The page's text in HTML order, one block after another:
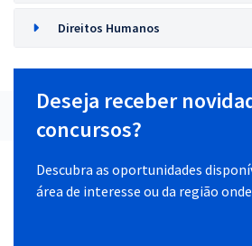
Direitos Humanos
Deseja receber
concursos?
Descubra as oportunidades
área de interesse ou da região